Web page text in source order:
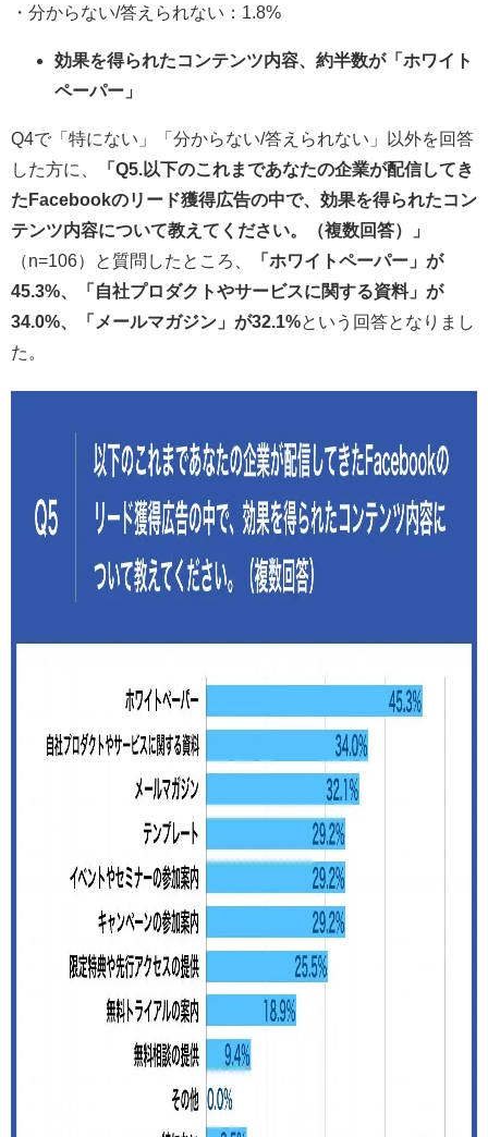
・分からない/答えられない：1.8%
効果を得られたコンテンツ内容、約半数が「ホワイト
ペーパー」
Q4で「特にない」「分からない/答えられない」以外を回答
した方に、
「Q5.以下のこれまであなたの企業が配信してき
たFacebookのリード獲得広告の中で、効果を得られたコン
テンツ内容について教えてください。（複数回答）」
（n=106）と質問したところ、
「ホワイトペーパー」が
45.3%、「自社プロダクトやサービスに関する資料」が
34.0%、「メールマガジン」が32.1%という回答となりまし
た。